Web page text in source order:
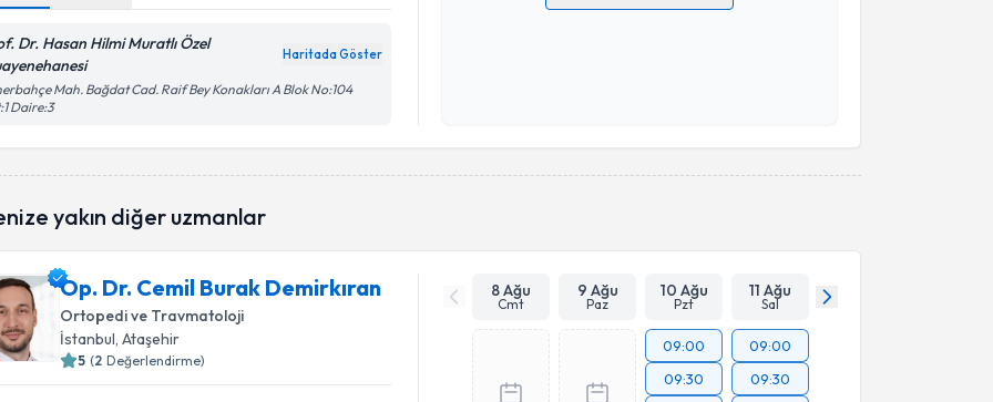
Dr. Hasan Hilmi Muratlı Özel
Haritada Göster
Mah. Bağdat Cad. Raif Bey Konakları A Blok No:104
Daire:3
Kişisel verilerimin işlenmesine ilişkinAydınlatma Metni
yakın diğer uzmanlar
Op. Dr. Cemil Burak Demirkıran
Ortopedi ve Travmatoloji
İstanbul, Ataşehir
5 (2 Değerlendirme)
8 Ağu
Cmt
9 Ağu
Paz
10 Ağu
Pzt
11 Ağu
Sal
09:00
09:30
09:00
09:30